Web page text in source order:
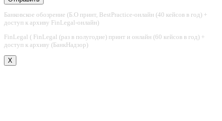
Банковское обозрение (Б.О принт, BestPractice-онлайн (40 кейсов в год) +
доступ к архиву FinLegal-онлайн)
FinLegal ( FinLegal (раз в полугодие) принт и онлайн (60 кейсов в год) +
доступ к архиву (БанкНадзор)
X